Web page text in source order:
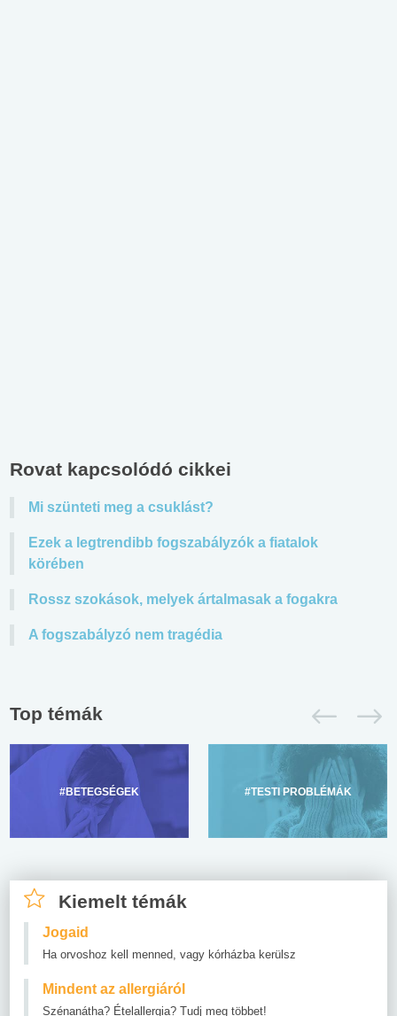
Rovat kapcsolódó cikkei
Mi szünteti meg a csuklást?
Ezek a legtrendibb fogszabályzók a fiatalok
körében
Rossz szokások, melyek ártalmasak a fogakra
A fogszabályzó nem tragédia
Top témák
#BETEGSÉGEK #TESTI PROBLÉMÁK
Kiemelt témák
Jogaid
Ha orvoshoz kell menned, vagy kórházba kerülsz
Mindent az allergiáról
Szénanátha? Ételallergia? Tudj meg többet!